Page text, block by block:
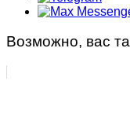
Возможно, вас